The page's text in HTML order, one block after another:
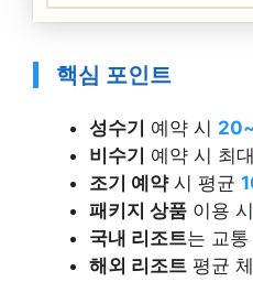
핵심 포인트
성수기 예약 시
비수기 예약 시 최대
조기 예약시 평균
패키지 상품 이용 시
국내 리조트는 교
해외 리조트 평균